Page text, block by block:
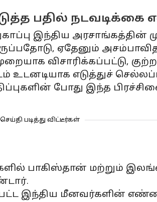
பதில் நடவடிக்கை
இந்திய
ஏதேனும்
விசாரிக்கப்பட்டு,
எடுத்துச்
போது இந்த
செய்தி படித்து விட்டீர்கள்
பாகிஸ்தான் மற்றும்
இந்திய மீனவர்களின்